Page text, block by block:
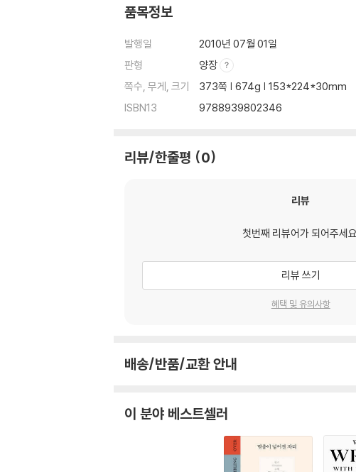
2:22~52 성전에서의 예수에 관한 두 이야기
사역을 위해 준비하시다 누가복음3:1~4:13
3:1~20 세례 요한의 사역
3:21~22 세례 받으시는 예수
3:23~38 예수의 가계
4:1~13 시험 받으시는 예수
4:14~15 갈릴리 초기 사역의 개요
4:31~5:16 갈릴리에서 더해 가는 성공적 사역
9:7~50 수난의 전조와 예고
예루살렘으로의 여행 누가복음 9:51~19:28
11:1~13 기도에 관한 교훈
13:10~35 수난에 대한 긴장가 예조
14:1~24 식탁에서의 담화
14:25~35 제자된에 관한 교훈
15:1~32 기쁨에 관한 세가지 비유
품목정보
발행일
2010년 07월 01일
판형
양장
쪽수, 무게, 크기
373쪽 | 674g | 153*224*30mm
ISBN13
9788939802346
리뷰/한줄평 0
리뷰
첫번째 리뷰어가 되어주세
리뷰 쓰기
혜택 및 유의사항
배송/반품/교환 안내
이 분야 베스트셀러